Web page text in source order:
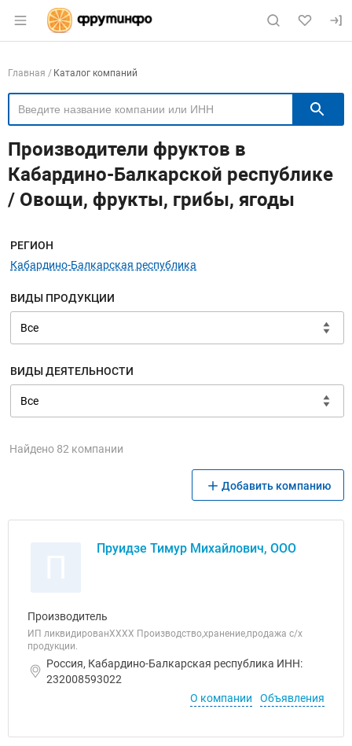
Раздел навигации по сайту fruitinfo.ru
Навигация по компаниям
Главная Каталог компаний
Производители фруктов в
Кабардино-Балкарской республике
/ Овощи, фрукты, грибы, ягоды
Меню навигации
РЕГИОН
Кабардино-Балкарская республика
ВИДЫ ПРОДУКЦИИ
ВИДЫ ДЕЯТЕЛЬНОСТИ
Найдено 82 компании
Добавить компанию
Пруидзе Тимур Михайлович, ООО
Производитель
ИП ликвидированХХХХ Производство,хранение,продажа с/х
продукции.
Россия, Кабардино-Балкарская республика ИНН:
232008593022
О компании
Объявления